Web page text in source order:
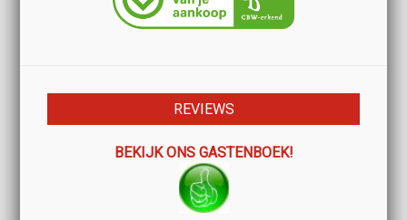
REVIEWS
BEKIJK ONS GASTENBOEK!